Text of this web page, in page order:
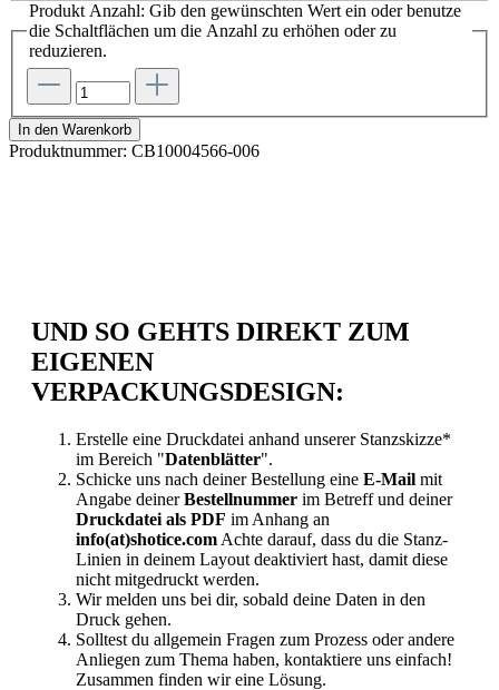
Produkt Anzahl: Gib den gewünschten Wert ein oder benutze
die Schaltflächen um die Anzahl zu erhöhen oder zu
reduzieren.
In den Warenkorb
Produktnummer: CB10004566-006
UND SO GEHTS DIREKT ZUM
EIGENEN
VERPACKUNGSDESIGN:
Erstelle eine Druckdatei anhand unserer Stanzskizze*
im Bereich "Datenblätter".
Schicke uns nach deiner Bestellung eine E-Mail mit
Angabe deinerBestellnummer im Betreff und deiner
Druckdatei als PDF im Anhang an
info(at)shotice.com Achte darauf, dass du die Stanz-
Linien in deinem Layout deaktiviert hast, damit diese
nicht mitgedruckt werden.
Wir melden uns bei dir, sobald deine Daten in den
Druck gehen.
Solltest du allgemein Fragen zum Prozess oder andere
Anliegen zum Thema haben, kontaktiere uns einfach!
Zusammen finden wir eine Lösung.